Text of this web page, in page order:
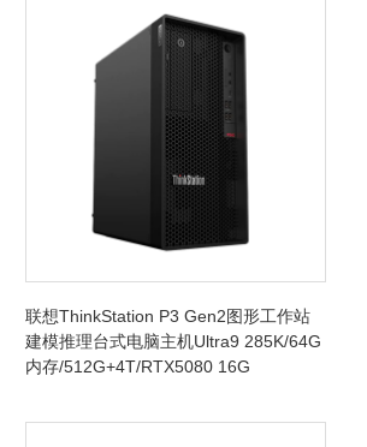
联想ThinkStation P3 Gen2图形工作站
建模推理台式电脑主机Ultra9 285K/64G
内存/512G+4T/RTX5080 16G